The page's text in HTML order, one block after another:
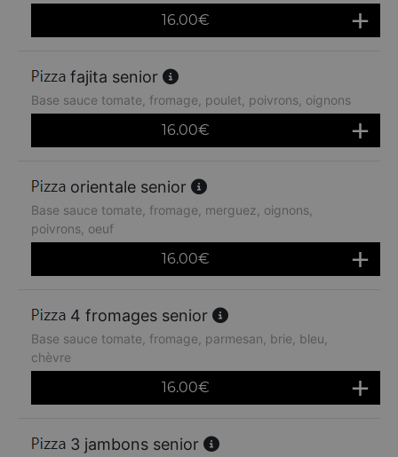
16.00€
fajita senior
Base sauce tomate, fromage, poulet, poivrons, oignons
16.00€
orientale senior
Base sauce tomate, fromage, merguez, oignons,
poivrons, oeuf
16.00€
4 fromages senior
Base sauce tomate, fromage, parmesan, brie, bleu,
chèvre
16.00€
3 jambons senior